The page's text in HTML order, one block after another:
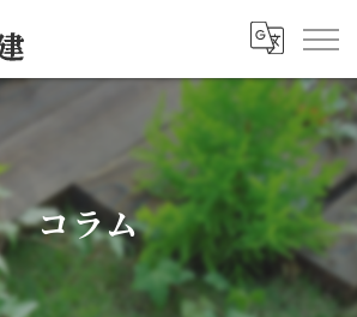
コラム